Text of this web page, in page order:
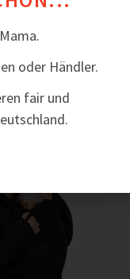
oder Händler.
fair und